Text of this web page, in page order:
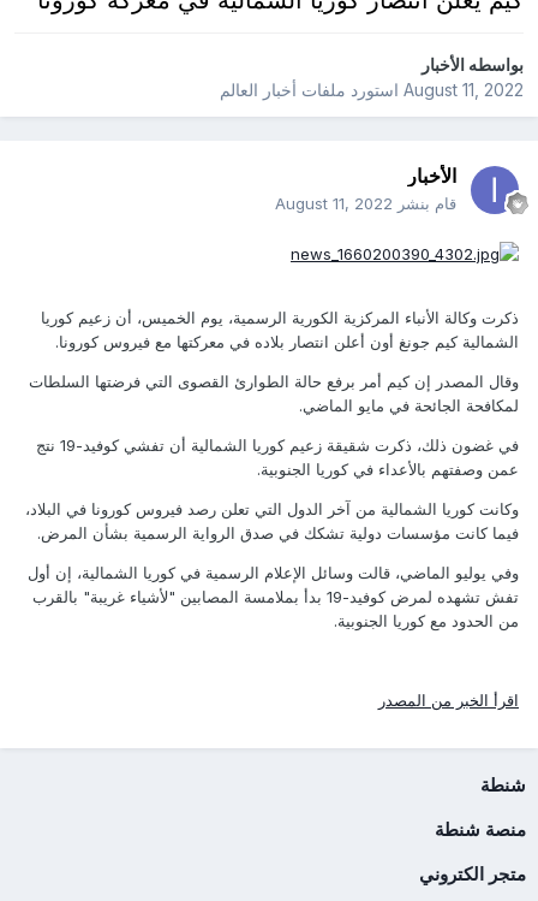
بواسطهالأخبار
August 11, 2022استورد ملفات أخبار العالم
الأخبار
قام بنشر August 11, 2022
ذكرت وكالة الأنباء المركزية الكورية الرسمية، يوم الخميس، أن زعيم كوريا
الشمالية كيم جونغ أون أعلن انتصار بلاده في معركتها مع فيروس كورونا.
وقال المصدر إن كيم أمر برفع حالة الطوارئ القصوى التي فرضتها السلطات
لمكافحة الجائحة في مايو الماضي.
في غضون ذلك، ذكرت شقيقة زعيم كوريا الشمالية أن تفشي كوفيد-19 نتج
عمن وصفتهم بالأعداء في كوريا الجنوبية.
وكانت كوريا الشمالية من آخر الدول التي تعلن رصد فيروس كورونا في البلاد،
فيما كانت مؤسسات دولية تشكك في صدق الرواية الرسمية بشأن المرض.
وفي يوليو الماضي، قالت وسائل الإعلام الرسمية في كوريا الشمالية، إن أول
تفش تشهده لمرض كوفيد-19 بدأ بملامسة المصابين "لأشياء غريبة" بالقرب
من الحدود مع كوريا الجنوبية.
اقرأ الخبر من المصدر
شنطة
منصة شنطة
متجر الكتروني